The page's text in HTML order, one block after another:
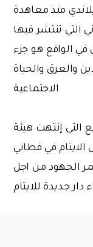
منذ معاهدة
وتعتبر فطاني التي تنتشر فيها
في الواقع هو جزء
والعرق والحياة
الاجتماعية
التي إنتهت هيئة
الايتام في فطاني
الجهود من اجل
دار جديدة للايتام